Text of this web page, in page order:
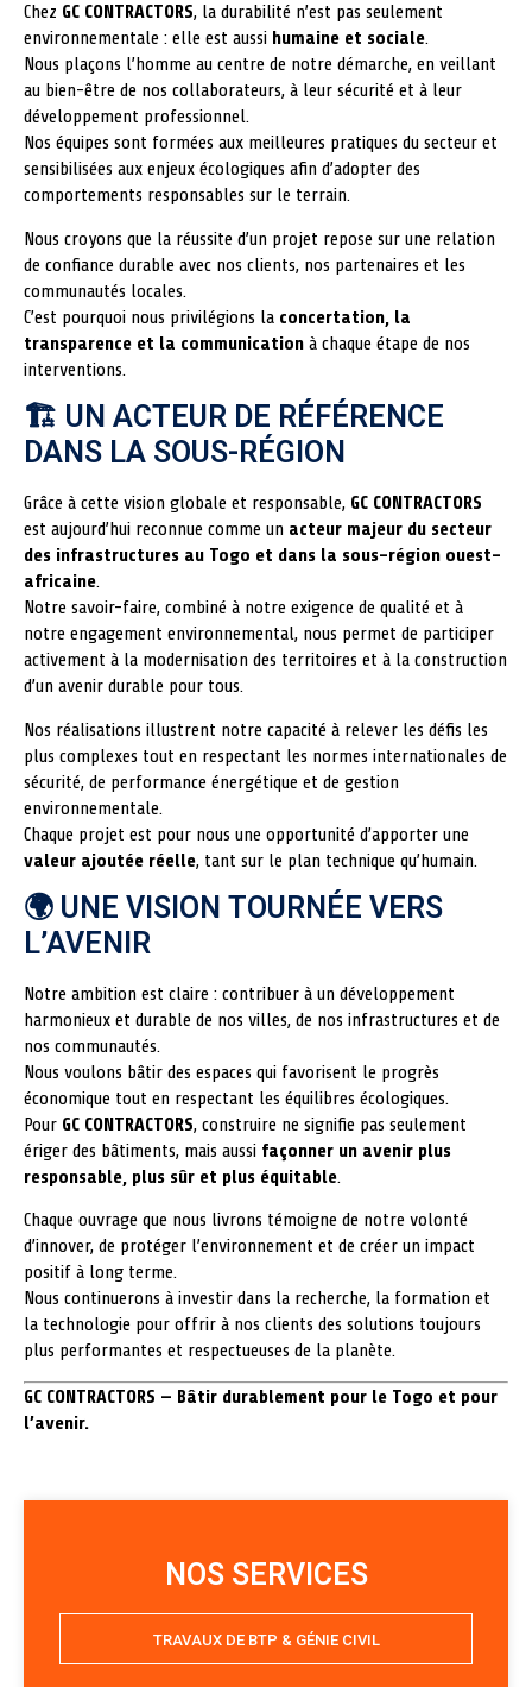
Chez GC CONTRACTORS, la durabilité n’est pas seulement
environnementale : elle est aussi humaine et sociale.
Nous plaçons l’homme au centre de notre démarche, en veillant
au bien-être de nos collaborateurs, à leur sécurité et à leur
développement professionnel.
Nos équipes sont formées aux meilleures pratiques du secteur et
sensibilisées aux enjeux écologiques afin d’adopter des
comportements responsables sur le terrain.
Nous croyons que la réussite d’un projet repose sur une relation
de confiance durable avec nos clients, nos partenaires et les
communautés locales.
C’est pourquoi nous privilégions la concertation, la
transparence et la communication à chaque étape de nos
interventions.
🏗️ UN ACTEUR DE RÉFÉRENCE
DANS LA SOUS-RÉGION
Grâce à cette vision globale et responsable, GC CONTRACTORS
est aujourd’hui reconnue comme un acteur majeur du secteur
des infrastructures au Togo et dans la sous-région ouest-
africaine.
Notre savoir-faire, combiné à notre exigence de qualité et à
notre engagement environnemental, nous permet de participer
activement à la modernisation des territoires et à la construction
d’un avenir durable pour tous.
Nos réalisations illustrent notre capacité à relever les défis les
plus complexes tout en respectant les normes internationales de
sécurité, de performance énergétique et de gestion
environnementale.
Chaque projet est pour nous une opportunité d’apporter une
valeur ajoutée réelle, tant sur le plan technique qu’humain.
🌍 UNE VISION TOURNÉE VERS
L’AVENIR
Notre ambition est claire : contribuer à un développement
harmonieux et durable de nos villes, de nos infrastructures et de
nos communautés.
Nous voulons bâtir des espaces qui favorisent le progrès
économique tout en respectant les équilibres écologiques.
Pour GC CONTRACTORS, construire ne signifie pas seulement
ériger des bâtiments, mais aussi façonner un avenir plus
responsable, plus sûr et plus équitable.
Chaque ouvrage que nous livrons témoigne de notre volonté
d’innover, de protéger l’environnement et de créer un impact
positif à long terme.
Nous continuerons à investir dans la recherche, la formation et
la technologie pour offrir à nos clients des solutions toujours
plus performantes et respectueuses de la planète.
GC CONTRACTORS — Bâtir durablement pour le Togo et pour
l’avenir.
NOS SERVICES
TRAVAUX DE BTP & GÉNIE CIVIL